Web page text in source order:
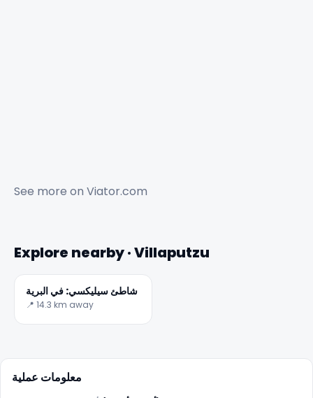
See more on Viator.com
Explore nearby · Villaputzu
شاطئ سيليكسي: في البرية
📍 14.3 km away
معلومات عملية